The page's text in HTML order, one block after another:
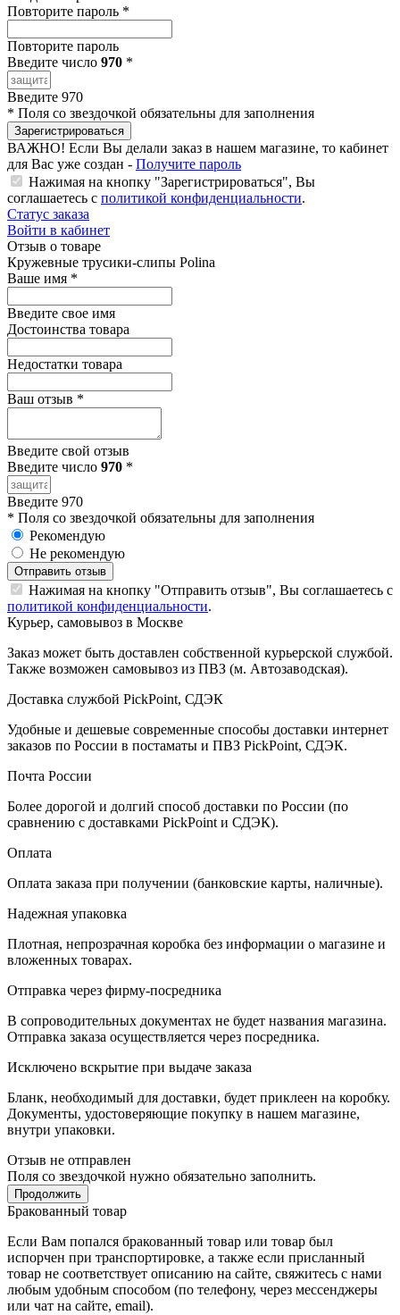
Повторите пароль *
Повторите пароль
Введите число 970 *
Введите 970
* Поля со звездочкой обязательны для заполнения
Зарегистрироваться
ВАЖНО! Если Вы делали заказ в нашем магазине, то кабинет
для Вас уже создан - Получите пароль
Нажимая на кнопку "Зарегистрироваться", Вы
соглашаетесь с политикой конфиденциальности.
Статус заказа
Войти в кабинет
Отзыв о товаре
Кружевные трусики-слипы Polina
Ваше имя *
Введите свое имя
Достоинства товара
Недостатки товара
Ваш отзыв *
Введите свой отзыв
Введите число 970 *
Введите 970
* Поля со звездочкой обязательны для заполнения
Рекомендую
Не рекомендую
Отправить отзыв
Нажимая на кнопку "Отправить отзыв", Вы соглашаетесь с
политикой конфиденциальности.
Курьер, самовывоз в Москве
Заказ может быть доставлен собственной курьерской службой.
Также возможен самовывоз из ПВЗ (м. Автозаводская).
Доставка службой PickPoint, СДЭК
Удобные и дешевые современные способы доставки интернет
заказов по России в постаматы и ПВЗ PickPoint, СДЭК.
Почта России
Более дорогой и долгий способ доставки по России (по
сравнению с доставками PickPoint и СДЭК).
Оплата
Оплата заказа при получении (банковские карты, наличные).
Надежная упаковка
Плотная, непрозрачная коробка без информации о магазине и
вложенных товарах.
Отправка через фирму-посредника
В сопроводительных документах не будет названия магазина.
Отправка заказа осуществляется через посредника.
Исключено вскрытие при выдаче заказа
Бланк, необходимый для доставки, будет приклеен на коробку.
Документы, удостоверяющие покупку в нашем магазине,
внутри упаковки.
Отзыв не отправлен
Поля со звездочкой нужно обязательно заполнить.
Продолжить
Бракованный товар
Если Вам попался бракованный товар или товар был
испорчен при транспортировке, а также если присланный
товар не соответствует описанию на сайте, свяжитесь с нами
любым удобным способом (по телефону, через мессенджеры
или чат на сайте, email).